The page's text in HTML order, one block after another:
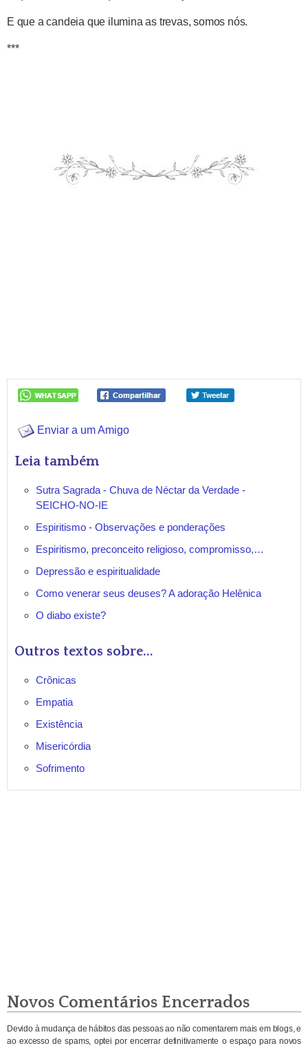
E que a candeia que ilumina as trevas, somos nós.
***
Enviar a um Amigo
Leia também
Sutra Sagrada - Chuva de Néctar da Verdade -
SEICHO-NO-IE
Espiritismo - Observações e ponderações
Espiritismo, preconceito religioso, compromisso,…
Depressão e espiritualidade
Como venerar seus deuses? A adoração Helênica
O diabo existe?
Outros textos sobre...
Crônicas
Empatia
Existência
Misericórdia
Sofrimento
Novos Comentários Encerrados
Devido à mudança de hábitos das pessoas ao não comentarem mais em blogs, e
ao excesso de spams, optei por encerrar definitivamente o espaço para novos